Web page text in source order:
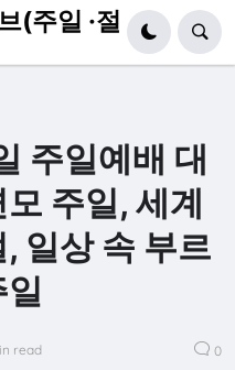
(주일 ·절
주일예배 대
주일, 세계
일상 속 부르
read 0